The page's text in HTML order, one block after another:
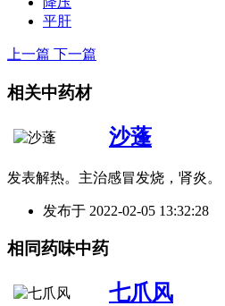
平肝
上一篇 下一篇
相关中药材
沙蓬
发表解热。主治感冒发烧，肾炎。
发布于 2022-02-05 13:32:28
相同药味中药
七爪风